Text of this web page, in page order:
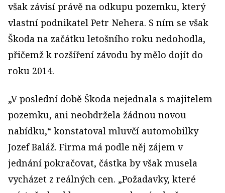
však závisí právě na odkupu pozemku, který
vlastní podnikatel Petr Nehera. S ním se však
Škoda na začátku letošního roku nedohodla,
přičemž k rozšíření závodu by mělo dojít do
roku 2014.
„V poslední době Škoda nejednala s majitelem
pozemku, ani neobdržela žádnou novou
nabídku,“ konstatoval mluvčí automobilky
Jozef Baláž. Firma má podle něj zájem v
jednání pokračovat, částka by však musela
vycházet z reálných cen. „Požadavky, které